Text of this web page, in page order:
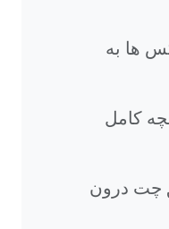
ها به
کامل
چت درون